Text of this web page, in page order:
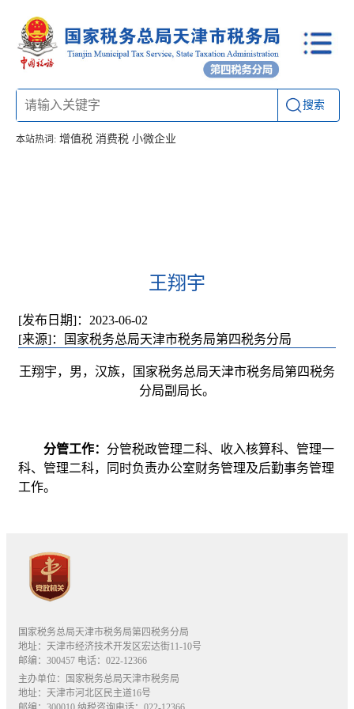
搜索
本站热词: 增值税 消费税 小微企业
王翔宇
[发布日期]：2023-06-02
[来源]：国家税务总局天津市税务局第四税务分局
王翔宇，男，汉族，国家税务总局天津市税务局第四税务
分局副局长。
分管工作： 分管税政管理二科、收入核算科、管理一
科、管理二科，同时负责办公室财务管理及后勤事务管理
工作。
国家税务总局天津市税务局第四税务分局
地址：天津市经济技术开发区宏达街11-10号
邮编：300457 电话：022-12366
主办单位：国家税务总局天津市税务局
地址：天津市河北区民主道16号